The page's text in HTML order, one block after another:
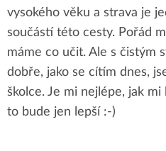
vysokého věku a strava je
součástí této cesty. Pořád
máme co učit. Ale s čistým
dobře, jako se cítím dnes,
školce. Je mi nejlépe, jak
to bude jen lepší :-)